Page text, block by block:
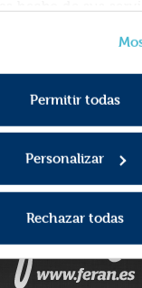
cualquier
laPolítica de
.
Permitir todas
Personalizar
Rechazar todas